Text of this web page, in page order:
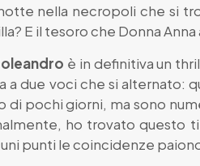
nella necropoli che si
E il tesoro che Donna
è in definitiva un
a due voci che si alternato:
di pochi giorni, ma sono
ho trovato questo
punti le coincidenze